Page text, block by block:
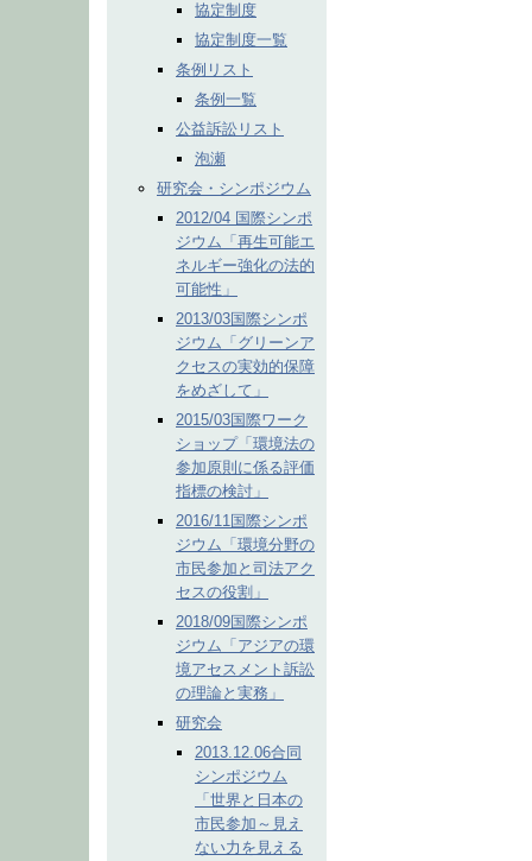
協定制度
協定制度一覧
条例リスト
条例一覧
公益訴訟リスト
泡瀬
研究会・シンポジウム
2012/04 国際シンポ
ジウム「再生可能エ
ネルギー強化の法的
可能性」
2013/03国際シンポ
ジウム「グリーンア
クセスの実効的保障
をめざして」
2015/03国際ワーク
ショップ「環境法の
参加原則に係る評価
指標の検討」
2016/11国際シンポ
ジウム「環境分野の
市民参加と司法アク
セスの役割」
2018/09国際シンポ
ジウム「アジアの環
境アセスメント訴訟
の理論と実務」
研究会
2013.12.06合同
シンポジウム
「世界と日本の
市民参加～見え
ない力を見える